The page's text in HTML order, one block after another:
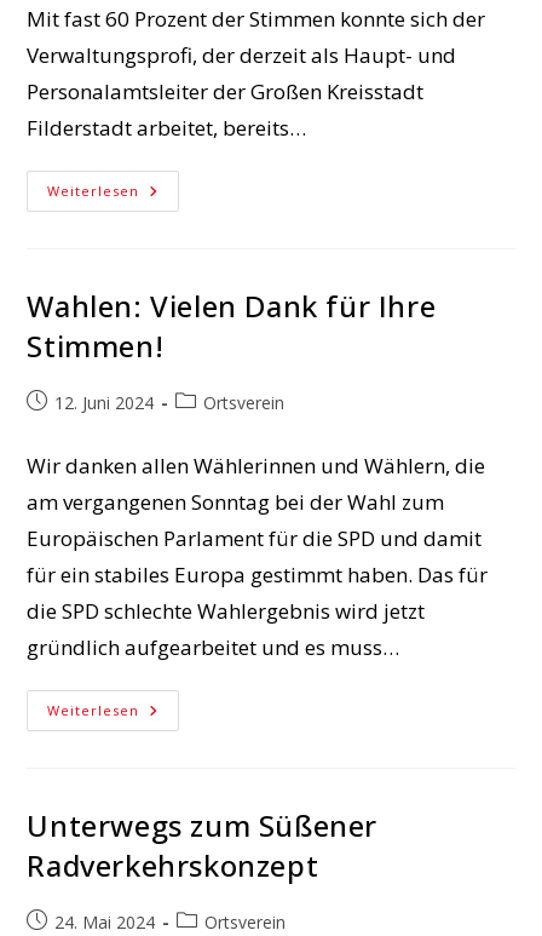
Mit fast 60 Prozent der Stimmen konnte sich der
Verwaltungsprofi, der derzeit als Haupt- und
Personalamtsleiter der Großen Kreisstadt
Filderstadt arbeitet, bereits…
Weiterlesen Herzlichen
Glückwunsch
Wahlen: Vielen Dank für Ihre
Stimmen!
Beitrag12. Juni 2024
Beitrags-
Ortsverein
Wir danken allen Wählerinnen und Wählern, die
am vergangenen Sonntag bei der Wahl zum
Europäischen Parlament für die SPD und damit
für ein stabiles Europa gestimmt haben. Das für
die SPD schlechte Wahlergebnis wird jetzt
gründlich aufgearbeitet und es muss…
Weiterlesen Wahlen:
Vielen
Unterwegs zum Süßener
Radverkehrskonzept
Beitrag24. Mai 2024
Beitrags-
Ortsverein